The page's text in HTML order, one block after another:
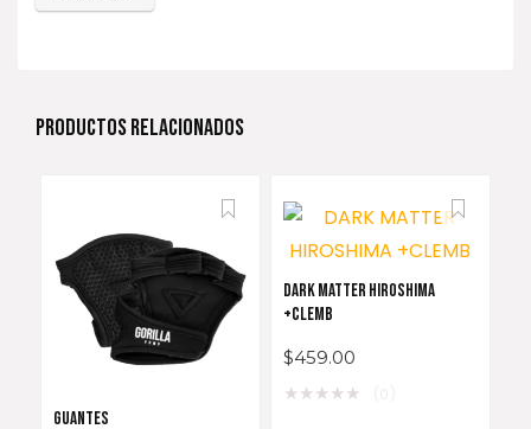
PRODUCTOS RELACIONADOS
GUANTES
DARK MATTER HIROSHIMA
+CLEMB
$459.00
★★★★★